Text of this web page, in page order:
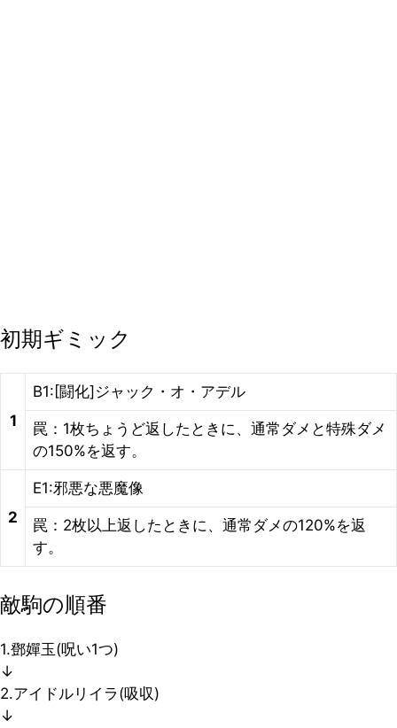
初期ギミック
1
B1:[闘化]ジャック・オ・アデル
罠：1枚ちょうど返したときに、通常ダメと特殊ダメ
の150%を返す。
2
E1:邪悪な悪魔像
罠：2枚以上返したときに、通常ダメの120%を返
す。
敵駒の順番
1.鄧嬋玉(呪い1つ)
↓
2.アイドルリイラ(吸収)
↓